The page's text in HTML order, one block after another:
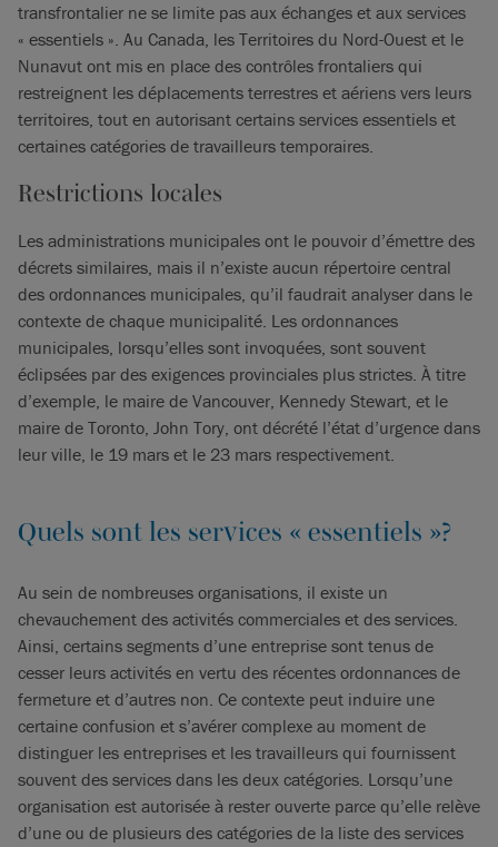
transfrontalier ne se limite pas aux échanges et aux services
« essentiels ». Au Canada, les Territoires du Nord-Ouest et le
Nunavut ont mis en place des contrôles frontaliers qui
restreignent les déplacements terrestres et aériens vers leurs
territoires, tout en autorisant certains services essentiels et
certaines catégories de travailleurs temporaires.
Restrictions locales
Les administrations municipales ont le pouvoir d’émettre des
décrets similaires, mais il n’existe aucun répertoire central
des ordonnances municipales, qu’il faudrait analyser dans le
contexte de chaque municipalité. Les ordonnances
municipales, lorsqu’elles sont invoquées, sont souvent
éclipsées par des exigences provinciales plus strictes. À titre
d’exemple, le maire de Vancouver, Kennedy Stewart, et le
maire de Toronto, John Tory, ont décrété l’état d’urgence dans
leur ville, le 19 mars et le 23 mars respectivement.
Quels sont les services « essentiels »?
Au sein de nombreuses organisations, il existe un
chevauchement des activités commerciales et des services.
Ainsi, certains segments d’une entreprise sont tenus de
cesser leurs activités en vertu des récentes ordonnances de
fermeture et d’autres non. Ce contexte peut induire une
certaine confusion et s’avérer complexe au moment de
distinguer les entreprises et les travailleurs qui fournissent
souvent des services dans les deux catégories. Lorsqu’une
organisation est autorisée à rester ouverte parce qu’elle relève
d’une ou de plusieurs des catégories de la liste des services